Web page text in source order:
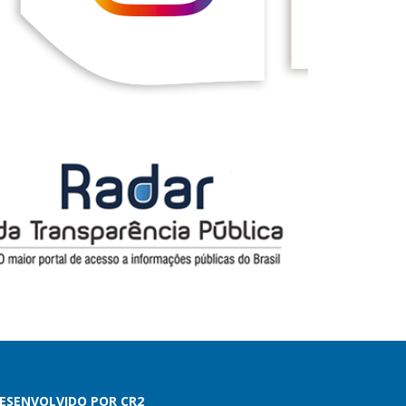
POR CR2